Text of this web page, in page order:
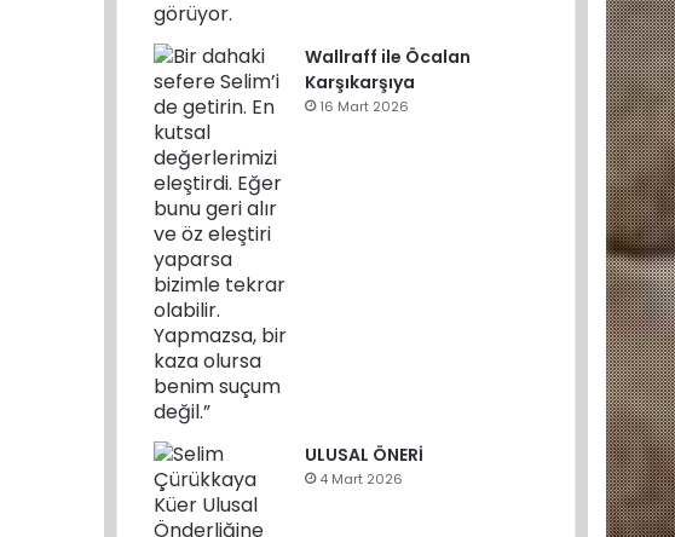
Wallraff ile Öcalan
Karşıkarşıya
16 Mart 2026
ULUSAL ÖNERİ
4 Mart 2026